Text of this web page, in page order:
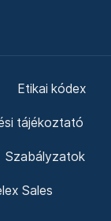
Etikai kódex
tájékoztató
Szabályzatok
Sales